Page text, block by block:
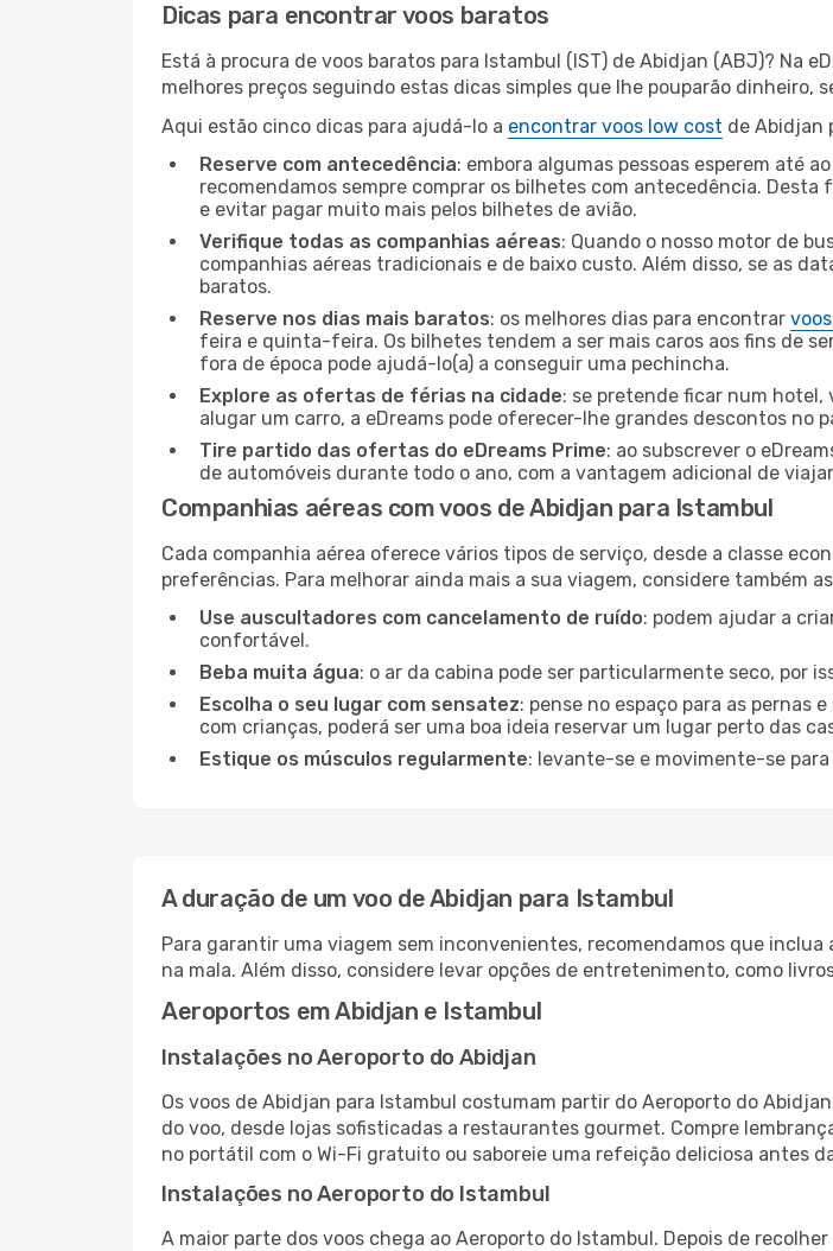
Dicas para encontrar voos baratos
Está à procura de voos baratos para Istambul (IST) de Abidjan (ABJ)? Na
melhores preços seguindo estas dicas simples que lhe pouparão dinheiro,
Aqui estão cinco dicas para ajudá-lo a encontrar voos low cost de Abidjan
Reserve com antecedência: embora algumas pessoas esperem até
recomendamos sempre comprar os bilhetes com antecedência.
e evitar pagar muito mais pelos bilhetes de avião.
Verifique todas as companhias aéreas: Quando o nosso motor de
companhias aéreas tradicionais e de baixo custo. Além disso, se as
baratos.
Reserve nos dias mais baratos: os melhores dias para encontrar
feira e quinta-feira. Os bilhetes tendem a ser mais caros aos fins de
fora de época pode ajudá-lo(a) a conseguir uma pechincha.
Explore as ofertas de férias na cidade: se pretende ficar num hotel,
alugar um carro, a eDreams pode oferecer-lhe grandes descontos no
Tire partido das ofertas do eDreams Prime: ao subscrever o
de automóveis durante todo o ano, com a vantagem adicional de
Companhias aéreas com voos de Abidjan para Istambul
Cada companhia aérea oferece vários tipos de serviço, desde a classe
preferências. Para melhorar ainda mais a sua viagem, considere também
Use auscultadores com cancelamento de ruído: podem ajudar a
confortável.
Beba muita água: o ar da cabina pode ser particularmente seco, por
Escolha o seu lugar com sensatez: pense no espaço para as pernas
com crianças, poderá ser uma boa ideia reservar um lugar perto das
Estique os músculos regularmente: levante-se e movimente-se
A duração de um voo de Abidjan para Istambul
Para garantir uma viagem sem inconvenientes, recomendamos que
na mala. Além disso, considere levar opções de entretenimento, como
Aeroportos em Abidjan e Istambul
Instalações no Aeroporto do Abidjan
Os voos de Abidjan para Istambul costumam partir do Aeroporto do
do voo, desde lojas sofisticadas a restaurantes gourmet. Compre
no portátil com o Wi-Fi gratuito ou saboreie uma refeição deliciosa antes
Instalações no Aeroporto do Istambul
A maior parte dos voos chega ao Aeroporto do Istambul. Depois de